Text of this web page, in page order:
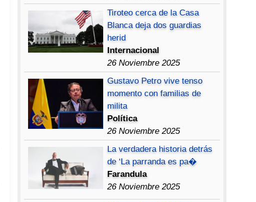
Tiroteo cerca de la Casa
Blanca deja dos guardias
herid
Internacional
26 Noviembre 2025
Gustavo Petro vive tenso
momento con familias de
milita
Política
26 Noviembre 2025
La verdadera historia detrás
de ‘La parranda es pa�
Farandula
26 Noviembre 2025